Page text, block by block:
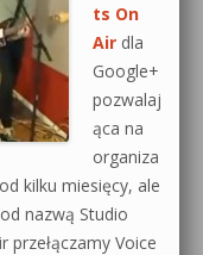
ts On
Air dla
Google+
pozwalaj
ąca na
organiza
kilku miesięcy, ale
nazwą Studio
przełączamy Voice